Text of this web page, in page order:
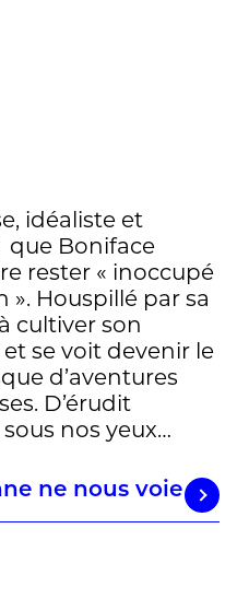
idéaliste et
que Boniface
rester « inoccupé
Houspillé par sa
cultiver son
se voit devenir le
d’aventures
D’érudit
nos yeux…
ne nous voie